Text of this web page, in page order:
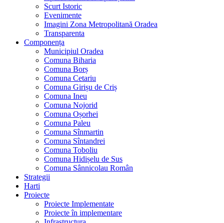
Scurt Istoric
Evenimente
Imagini Zona Metropolitană Oradea
Transparenta
Componența
Municipiul Oradea
Comuna Biharia
Comuna Borș
Comuna Cetariu
Comuna Girișu de Criș
Comuna Ineu
Comuna Nojorid
Comuna Oșorhei
Comuna Paleu
Comuna Sînmartin
Comuna Sîntandrei
Comuna Toboliu
Comuna Hidișelu de Sus
Comuna Sânnicolau Român
Strategii
Harti
Proiecte
Proiecte Implementate
Proiecte în implementare